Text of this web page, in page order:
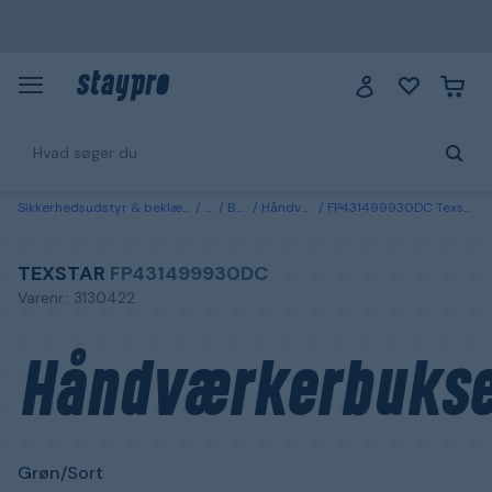
Sikkerhedsudstyr & beklædning Tøj Bukser Håndværkerbukser FP431499930DC Texstar Håndværkerbukser Grøn/Sort Grøn/sort
TEXSTAR FP431499930DC
Varenr.: 3130422
Grøn/Sort